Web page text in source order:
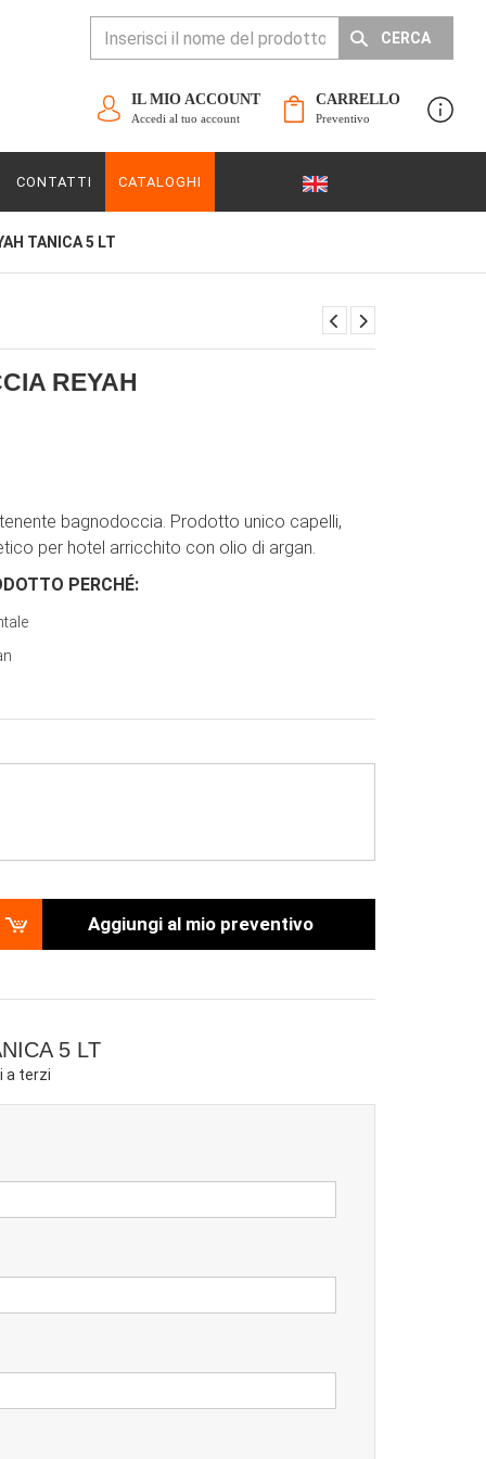
CERCA
CARRELLO
Preventivo
IL MIO ACCOUNT
Accedi al tuo account
CONTATTI CATALOGHI
TANICA 5 LT
REYAH
bagnodoccia. Prodotto unico capelli,
per hotel arricchito con olio di argan.
PERCHÉ:
Aggiungi al mio preventivo
5 LT
a terzi